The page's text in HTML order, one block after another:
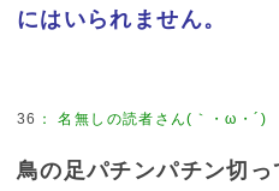
にはいられません。
36 ：名無しの読者さん(｀・ω・´)
鳥の足パチンパチン切